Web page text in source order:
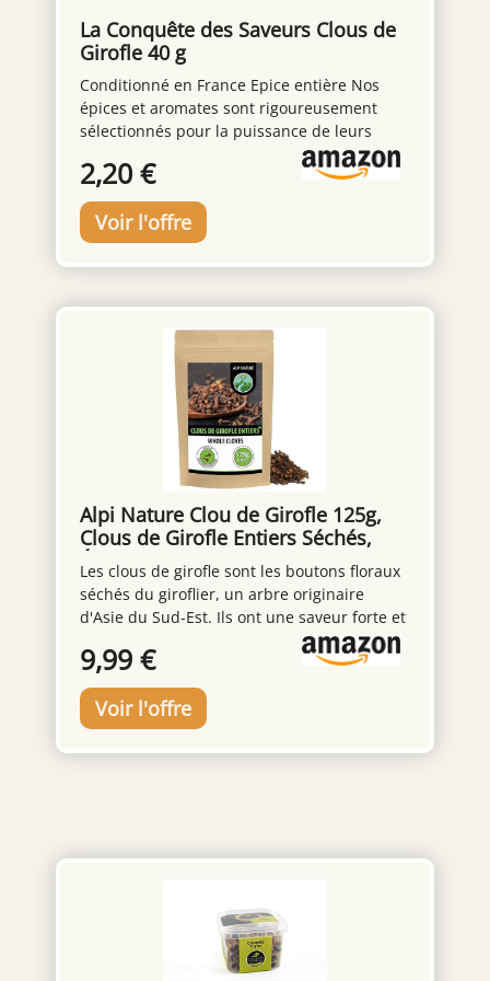
La Conquête des Saveurs Clous de
Girofle 40 g
Conditionné en France Epice entière Nos
épices et aromates sont rigoureusement
sélectionnés pour la puissance de leurs
2,20 €
Alpi Nature Clou de Girofle 125g,
Clous de Girofle Entiers Séchés,
Épice de Cuisine
Les clous de girofle sont les boutons floraux
séchés du giroflier, un arbre originaire
d'Asie du Sud-Est. Ils ont une saveur forte et
aromatique avec des notes chaudes, sucrées
et légèrement amères, souvent utilisées
dans les plats sucrés et salés et dans les
mélanges d'épices comme le garam masala
et les épices de citrouille. Utilisation
multiple: Les clous de girofle ajoutent une
séchés délicatement pour préserver leur
goût et leur arôme naturels. Ils sont
naturellement végétaliens et sans gluten,
9,99 €